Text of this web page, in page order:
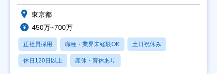
東京都
450万~700万
正社員採用 職種・業界未経験OK 土日祝休み
休日120日以上 産休・育休あり